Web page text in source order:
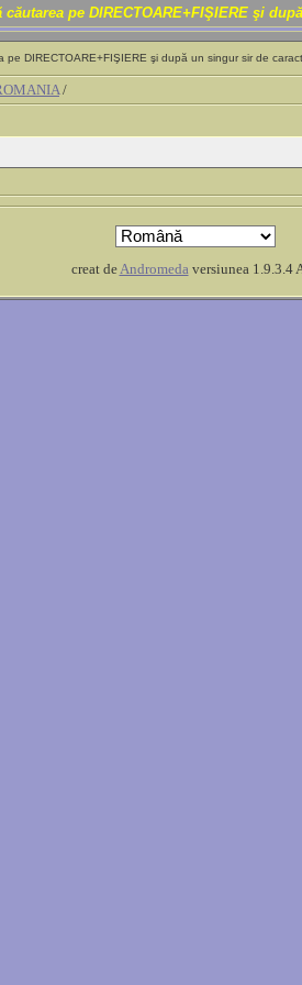
pe DIRECTOARE+FIŞIERE şi
DIRECTOARE+FIŞIERE şi după un singur sir de
/
creat deAndromedaversiunea 1.9.3.4